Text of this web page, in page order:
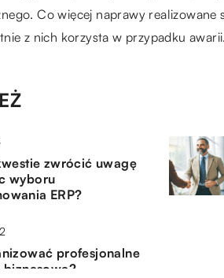
Co więcej naprawy
z nich korzysta w przypadku awarii.
zwrócić uwagę
wyboru
ERP?
profesjonalne